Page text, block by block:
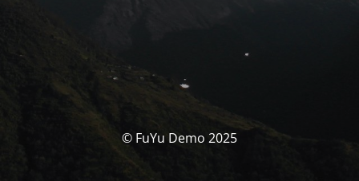
© FuYu Demo 2025